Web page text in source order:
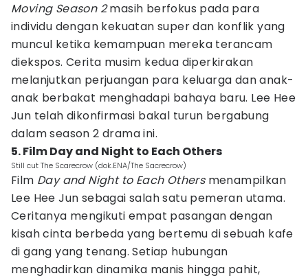
Moving Season 2masih berfokus pada para
individu dengan kekuatan super dan konflik yang
muncul ketika kemampuan mereka terancam
diekspos. Cerita musim kedua diperkirakan
melanjutkan perjuangan para keluarga dan anak-
anak berbakat menghadapi bahaya baru. Lee Hee
Jun telah dikonfirmasi bakal turun bergabung
dalam season 2 drama ini.
5. Film Day and Night to Each Others
Still cut The Scarecrow (dok.ENA/The Sacrecrow)
Film Day and Night to Each Othersmenampilkan
Lee Hee Jun sebagai salah satu pemeran utama.
Ceritanya mengikuti empat pasangan dengan
kisah cinta berbeda yang bertemu di sebuah kafe
di gang yang tenang. Setiap hubungan
menghadirkan dinamika manis hingga pahit,